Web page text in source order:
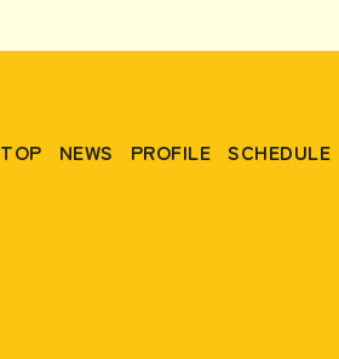
TOP NEWS PROFILE SCHEDULE